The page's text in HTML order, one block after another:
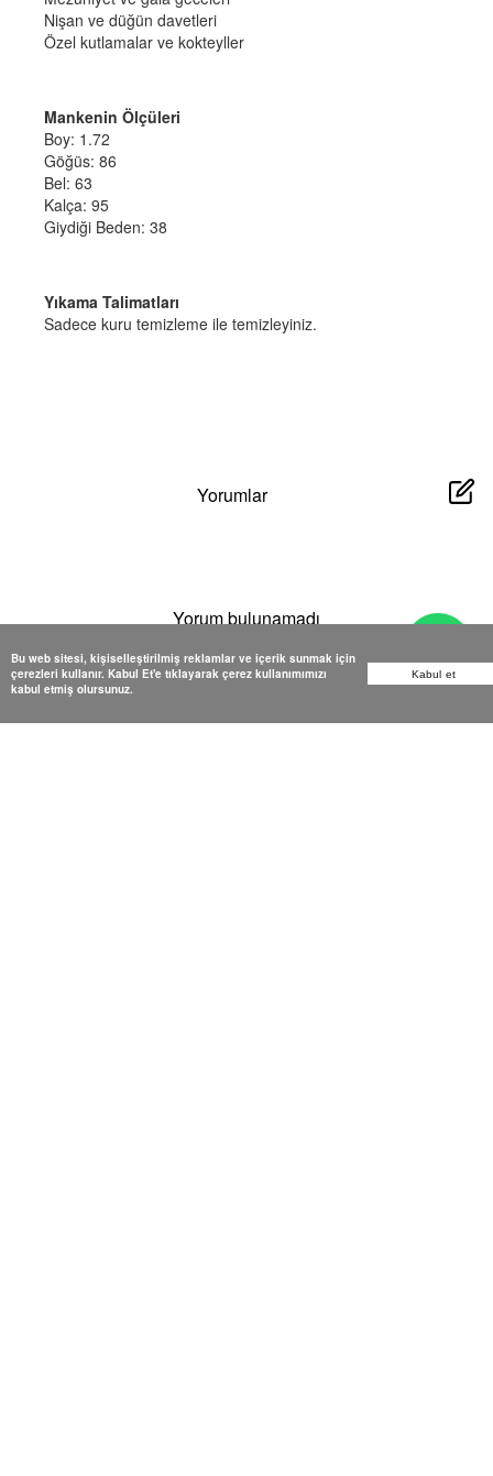
Bu web sitesi, kişiselleştirilmiş reklamlar ve içerik sunmak için
çerezleri kullanır. Kabul Et'e tıklayarak çerez kullanımımızı
kabul etmiş olursunuz.
Kabul et
Nişan ve düğün davetleri
Özel kutlamalar ve kokteyller
Mankenin Ölçüleri
Boy: 1.72
Göğüs: 86
Bel: 63
Kalça: 95
Giydiği Beden: 38
Yıkama Talimatları
Sadece kuru temizleme ile temizleyiniz.
Yorumlar
Yorum bulunamadı